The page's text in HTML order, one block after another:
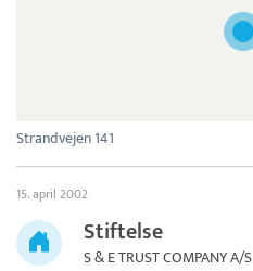
Strandvejen 141
15. april 2002
Stiftelse
S & E TRUST COMPANY A/S